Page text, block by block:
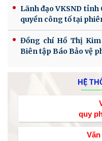
Lãnh đạo VKSND
quyền công tố tại
Đồng chí Hồ Thị
Biên tập Báo Bảo vệ
HỆ
quy